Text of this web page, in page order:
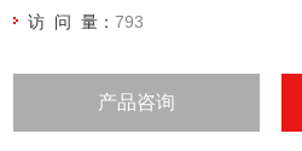
访 问 量：793
产品咨询